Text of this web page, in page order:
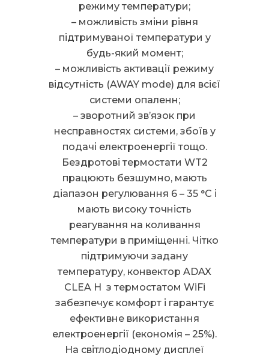
режиму температури;
– можливість зміни рівня
підтримуваної температури у
будь-який момент;
– можливість активації режиму
відсутність (AWAY mode) для всієї
системи опаленн;
– зворотний зв’язок при
несправностях системи, збоїв у
подачі електроенергії тощо.
Бездротові термостати WT2
працюють безшумно, мають
діапазон регулювання 6 – 35 °С і
мають високу точність
реагування на коливання
температури в приміщенні. Чітко
підтримуючи задану
температуру, конвектор ADAX
CLEA H з термостатом WiFi
забезпечує комфорт і гарантує
ефективне використання
електроенергії (економія – 25%).
На світлодіодному дисплеї